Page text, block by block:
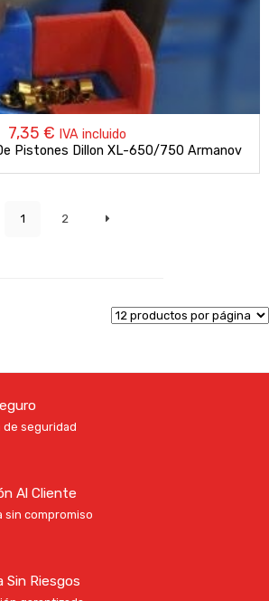
7,35 € IVA incluido
Pistones Dillon XL-650/750 Armanov
1 2
de seguridad
Al Cliente
sin compromiso
Sin Riesgos